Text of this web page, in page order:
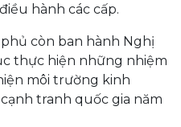
hành các cấp.
phủ còn ban hành Nghị
thực hiện những nhiệm
môi trường kinh
tranh quốc gia năm